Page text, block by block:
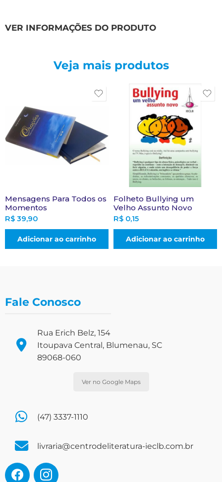
VER INFORMAÇÕES DO PRODUTO
Veja mais produtos
Mensagens Para Todos os
Momentos
R$ 39,90
Adicionar ao carrinho
Folheto Bullying um
Velho Assunto Novo
R$ 0,15
Adicionar ao carrinho
Fale Conosco
Rua Erich Belz, 154
Itoupava Central, Blumenau, SC
89068-060
Ver no Google Maps
(47) 3337-1110
livraria@centrodeliteratura-ieclb.com.br